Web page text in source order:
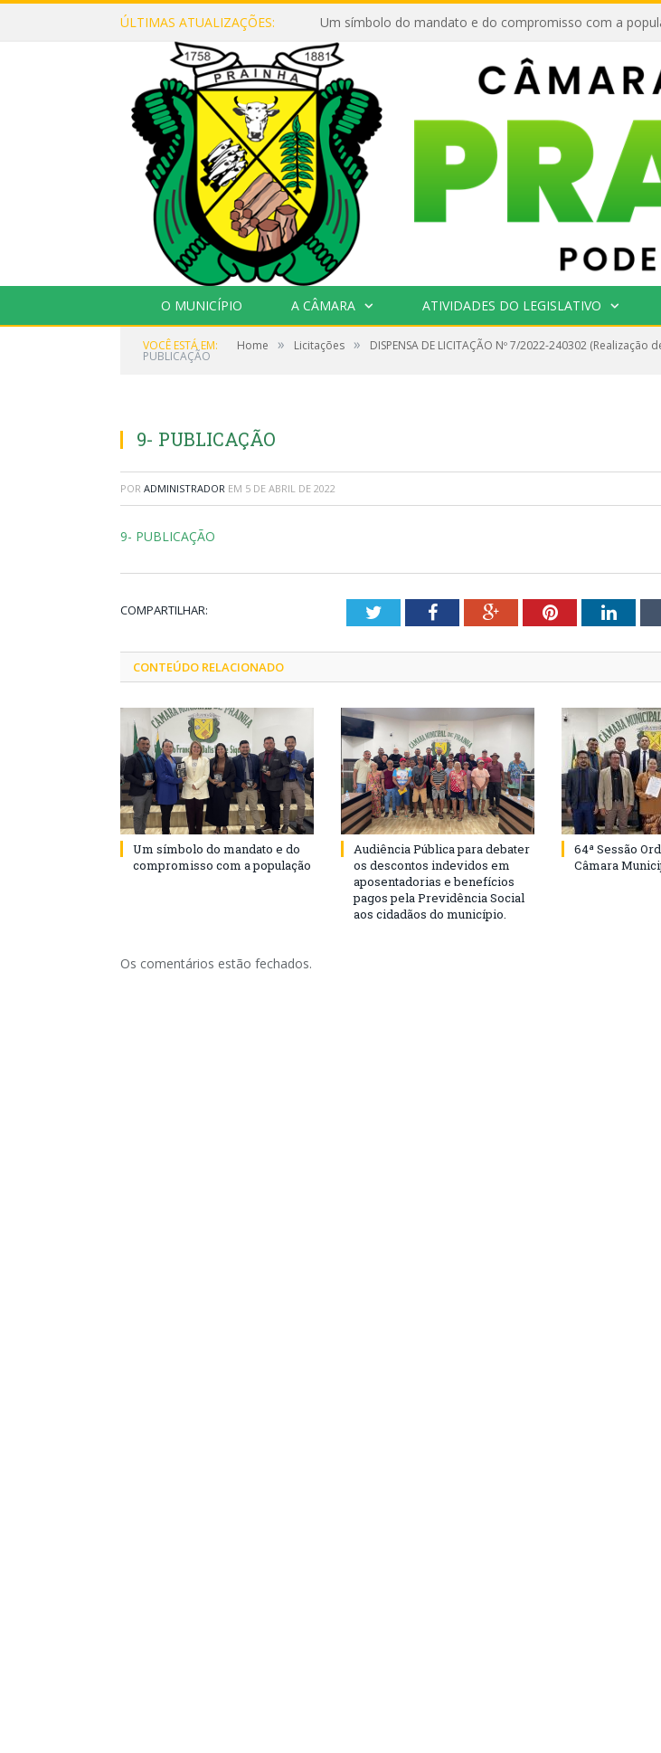
ÚLTIMAS ATUALIZAÇÕES: Um símbolo do mandato e do compromisso com a
O MUNICÍPIO A CÂMARA ATIVIDADES DO LEGISLATIVO
VOCÊ ESTÁ EM: Home » Licitações » DISPENSA DE LICITAÇÃO Nº 7/2022-240302
PUBLICAÇÃO
9- PUBLICAÇÃO
POR ADMINISTRADOR EM 5 DE ABRIL DE 2022
9- PUBLICAÇÃO
COMPARTILHAR: TwitterFacebookGoogle+Pinterest
CONTEÚDO RELACIONADO
Um símbolo do mandato e do
compromisso com a população
Audiência Pública para debater
os descontos indevidos em
aposentadorias e benefícios
pagos pela Previdência Social
aos cidadãos do município.
64ª Sessão
Câmara
Os comentários estão fechados.